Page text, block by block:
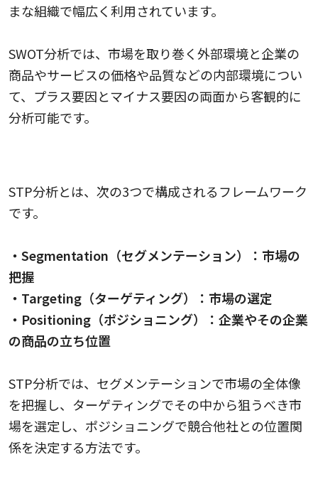
まな組織で幅広く利用されています。
SWOT分析では、市場を取り巻く外部環境と企業の
商品やサービスの価格や品質などの内部環境につい
て、プラス要因とマイナス要因の両面から客観的に
分析可能です。
STP分析とは、次の3つで構成されるフレームワーク
です。
・Segmentation（セグメンテーション）：市場の
把握
・Targeting（ターゲティング）：市場の選定
・Positioning（ポジショニング）：企業やその企業
の商品の立ち位置
STP分析では、セグメンテーションで市場の全体像
を把握し、ターゲティングでその中から狙うべき市
場を選定し、ポジショニングで競合他社との位置関
係を決定する方法です。